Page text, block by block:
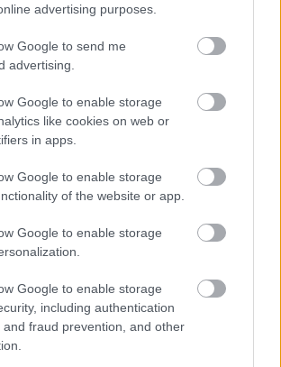
advertising purposes.
Google to send me
advertising.
Google to enable storage
like cookies on web or
in apps.
Google to enable storage
of the website or app.
Google to enable storage
Google to enable storage
including authentication
and fraud prevention, and other
με τα μέλη της συμμορίας ανηλίκων
να κρατούν μαχαίρια: Ήθελαν να
ότι νεαρή ρεπόρτερ της
επίθεση από δημοσιογράφους στο
«Είναι η πρώτη της δουλειά» (vid)
του Γιαννιά για την τραπ: «Δεν
λογικό να ζηλεύουν» (vid)